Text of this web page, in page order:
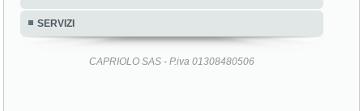
SERVIZI
CAPRIOLO SAS - P.iva 01308480506